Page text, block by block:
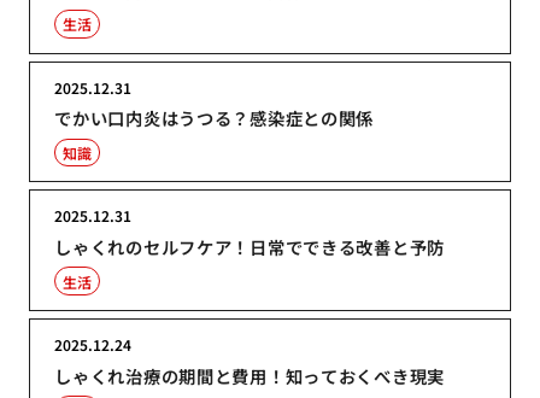
生活
でかい口内炎はうつる？感染症との関係
2025.12.31
知識
しゃくれのセルフケア！日常でできる改善と予防
2025.12.31
生活
しゃくれ治療の期間と費用！知っておくべき現実
2025.12.24